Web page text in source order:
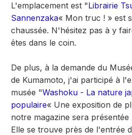
L'emplacement est "Librairie
Sannenzaka« Mon truc ! » est
chaussée. N'hésitez pas à y
êtes dans le coin.
De plus, à la demande du
de Kumamoto, j'ai participé à
musée "Washoku - La nature
populaire« Une exposition de
notre magazine sera
Elle se trouve près de l'entrée